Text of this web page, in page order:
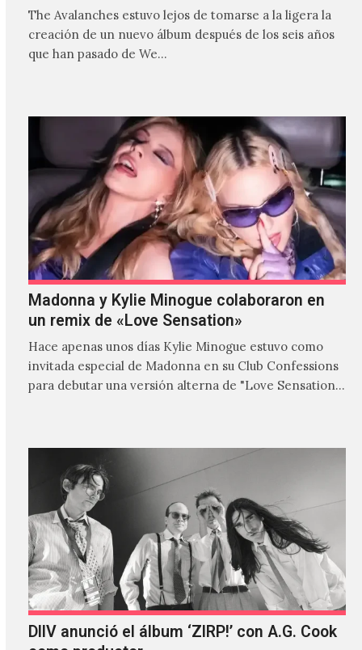
The Avalanches estuvo lejos de tomarse a la ligera la
creación de un nuevo álbum después de los seis años
que han pasado de We…
Madonna y Kylie Minogue colaboraron en
un remix de «Love Sensation»
Hace apenas unos días Kylie Minogue estuvo como
invitada especial de Madonna en su Club Confessions
para debutar una versión alterna de "Love Sensation",
DIIV anunció el álbum ‘ZIRP!’ con A.G. Cook